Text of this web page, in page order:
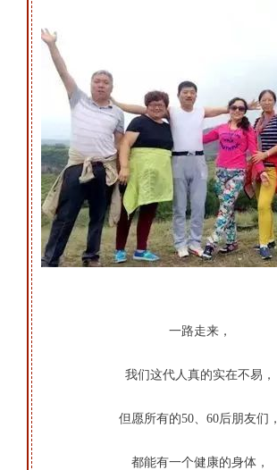
一路走来，
我们这代人真的实在不易，
但愿所有的50、60后朋友们，
都能有一个健康的身体，